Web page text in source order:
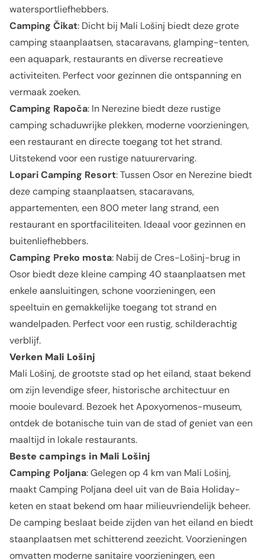
watersportliefhebbers.
Camping Čikat: Dicht bij Mali Lošinj biedt deze grote
camping staanplaatsen, stacaravans, glamping-tenten,
een aquapark, restaurants en diverse recreatieve
activiteiten. Perfect voor gezinnen die ontspanning en
vermaak zoeken.
Camping Rapoča: In Nerezine biedt deze rustige
camping schaduwrijke plekken, moderne voorzieningen,
een restaurant en directe toegang tot het strand.
Uitstekend voor een rustige natuurervaring.
Lopari Camping Resort: Tussen Osor en Nerezine biedt
deze camping staanplaatsen, stacaravans,
appartementen, een 800 meter lang strand, een
restaurant en sportfaciliteiten. Ideaal voor gezinnen en
buitenliefhebbers.
Camping Preko mosta: Nabij de Cres-Lošinj-brug in
Osor biedt deze kleine camping 40 staanplaatsen met
enkele aansluitingen, schone voorzieningen, een
speeltuin en gemakkelijke toegang tot strand en
wandelpaden. Perfect voor een rustig, schilderachtig
verblijf.
Verken Mali Lošinj
Mali Lošinj, de grootste stad op het eiland, staat bekend
om zijn levendige sfeer, historische architectuur en
mooie boulevard. Bezoek het Apoxyomenos-museum,
ontdek de botanische tuin van de stad of geniet van een
maaltijd in lokale restaurants.
Beste campings in Mali Lošinj
Camping Poljana: Gelegen op 4 km van Mali Lošinj,
maakt Camping Poljana deel uit van de Baia Holiday-
keten en staat bekend om haar milieuvriendelijk beheer.
De camping beslaat beide zijden van het eiland en biedt
staanplaatsen met schitterend zeezicht. Voorzieningen
omvatten moderne sanitaire voorzieningen, een